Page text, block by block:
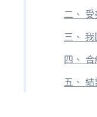
二、
三、
四、
五、